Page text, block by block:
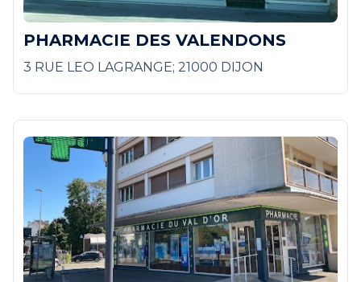
PHARMACIE DES VALENDONS
3 RUE LEO LAGRANGE; 21000 DIJON